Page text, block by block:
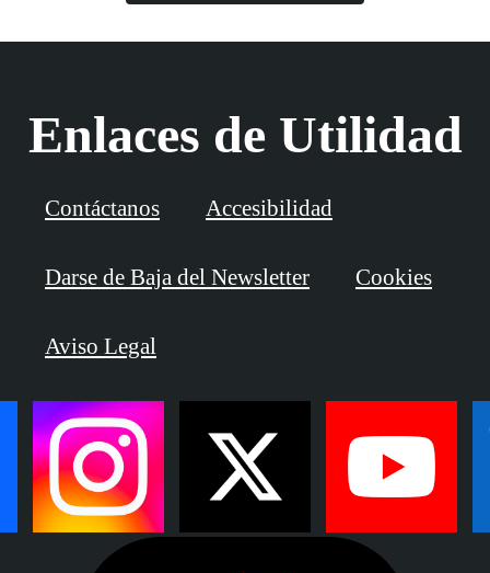
Enlaces de Utilidad
Contáctanos Accesibilidad
Darse de Baja del Newsletter Cookies
Aviso Legal